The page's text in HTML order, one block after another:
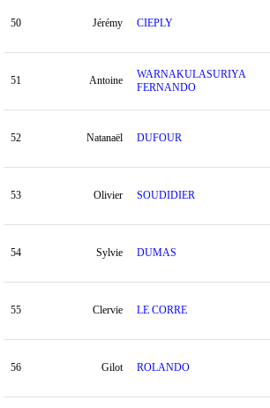
50 Jérémy CIEPLY
51 Antoine
WARNAKULASURIYA
FERNANDO
52 Natanaël DUFOUR
53 Olivier SOUDIDIER
54 Sylvie DUMAS
55 Clervie LE CORRE
56 Gilot ROLANDO